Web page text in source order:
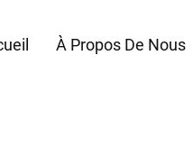
À Propos De Nous